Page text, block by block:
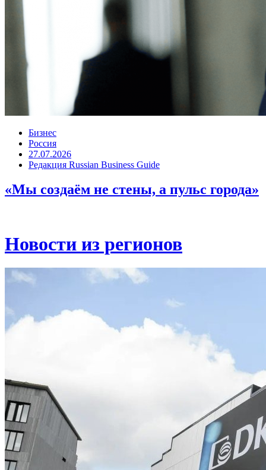
Бизнес
Россия
27.07.2026
Редакция Russian Business Guide
«Мы создаём не стены, а пульс города»
Новости из регионов